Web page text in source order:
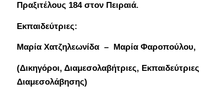
Πραξιτέλους 184 στον Πειραιά.
Εκπαιδεύτριες:
Μαρία Χατζηλεωνίδα – Μαρία Φαροπούλου,
(Δικηγόροι, Διαμεσολαβήτριες, Εκπαιδεύτριες
Διαμεσολάβησης)